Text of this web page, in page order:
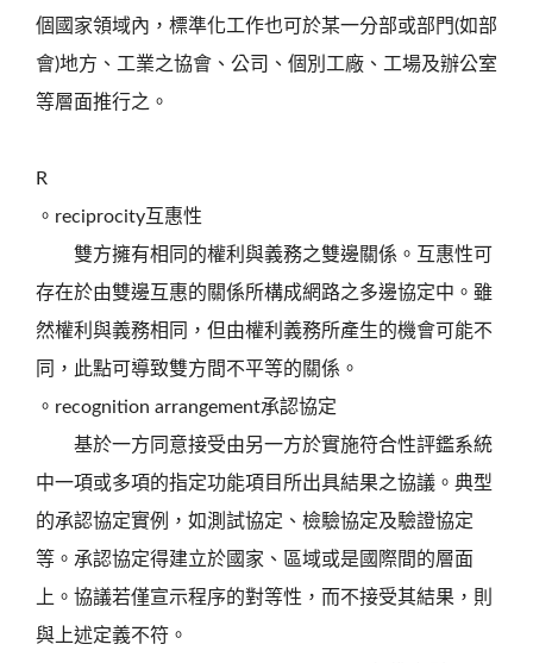
個國家領域內，標準化工作也可於某一分部或部門(如部
會)地方、工業之協會、公司、個別工廠、工場及辦公室
等層面推行之。
R
。reciprocity互惠性
雙方擁有相同的權利與義務之雙邊關係。互惠性可
存在於由雙邊互惠的關係所構成網路之多邊協定中。雖
然權利與義務相同，但由權利義務所產生的機會可能不
同，此點可導致雙方間不平等的關係。
。recognition arrangement承認協定
基於一方同意接受由另一方於實施符合性評鑑系統
中一項或多項的指定功能項目所出具結果之協議。典型
的承認協定實例，如測試協定、檢驗協定及驗證協定
等。承認協定得建立於國家、區域或是國際間的層面
上。協議若僅宣示程序的對等性，而不接受其結果，則
與上述定義不符。